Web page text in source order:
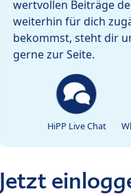
wertvollen Beiträge
weiterhin für dich
bekommst, steht dir
gerne zur Seite.
HiPP Live Chat
Jetzt